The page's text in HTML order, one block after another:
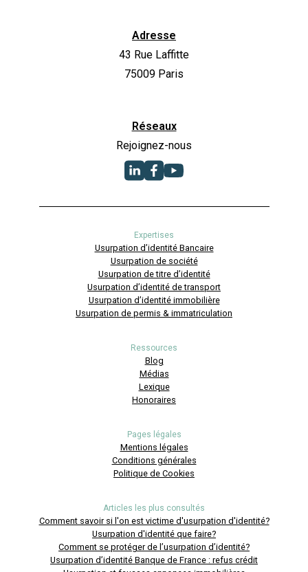
Adresse
43 Rue Laffitte
75009 Paris
Réseaux
Rejoignez-nous
Expertises
Usurpation d’identité Bancaire
Usurpation de société
Usurpation de titre d’identité
Usurpation d’identité de transport
Usurpation d’identité immobilière
Usurpation de permis & immatriculation
Ressources
Blog
Médias
Lexique
Honoraires
Pages légales
Mentions légales
Conditions générales
Politique de Cookies
Articles les plus consultés
Comment savoir si l'on est victime d'usurpation d'identité?
Usurpation d'identité que faire?
Comment se protéger de l’usurpation d’identité?
Usurpation d’identité Banque de France : refus crédit